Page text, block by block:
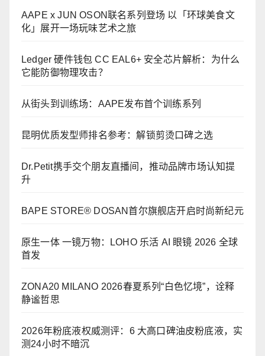
AAPE x JUN OSON联名系列登场 以「环球美食文
化」展开一场玩味艺术之旅
Ledger 硬件钱包 CC EAL6+ 安全芯片解析：为什么
它能防御物理攻击？
从街头到训练场：AAPE发布首个训练系列
昆明优质发型师排名参考：解锁剪烫口碑之选
Dr.Petit携手交个朋友直播间，推动品牌市场认知提
升
BAPE STORE® DOSAN首尔旗舰店开启时尚新纪元
原生一体 一镜万物：LOHO 乐活 AI 眼镜 2026 全球
首发
ZONA20 MILANO 2026春夏系列“白色忆境”，诠释
静谧哲思
2026年粉底液权威测评：6 大高口碑油皮粉底液，实
测24小时不暗沉